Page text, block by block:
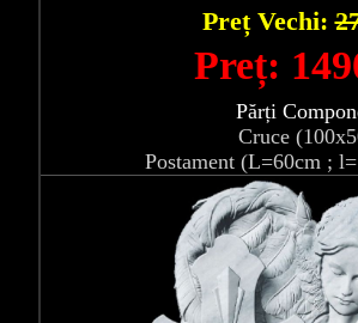
Preț Vechi:
Preț:
Părți
Cruce
Postament (L=60cm ;